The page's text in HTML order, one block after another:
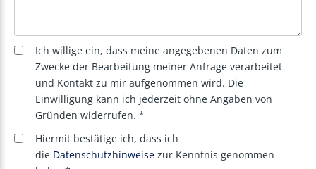
Ich willige ein, dass meine angegebenen Daten zum
Zwecke der Bearbeitung meiner Anfrage verarbeitet
und Kontakt zu mir aufgenommen wird. Die
Einwilligung kann ich jederzeit ohne Angaben von
Gründen widerrufen. *
Hiermit bestätige ich, dass ich
die Datenschutzhinweise zur Kenntnis genommen